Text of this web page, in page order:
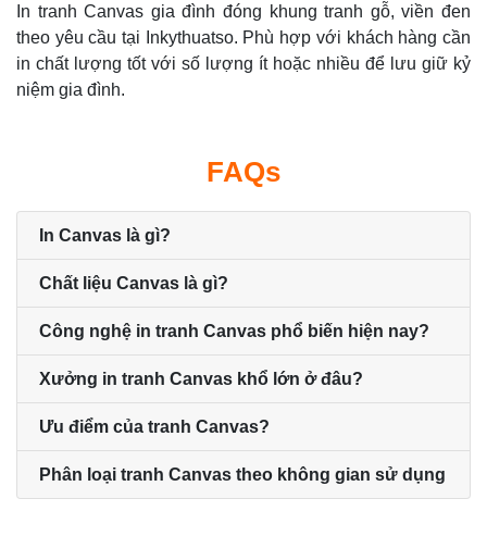
In tranh Canvas gia đình đóng khung tranh gỗ, viền đen
theo yêu cầu tại Inkythuatso. Phù hợp với khách hàng cần
in chất lượng tốt với số lượng ít hoặc nhiều để lưu giữ kỷ
niệm gia đình.
FAQs
In Canvas là gì?
Chất liệu Canvas là gì?
Công nghệ in tranh Canvas phổ biến hiện nay?
Xưởng in tranh Canvas khổ lớn ở đâu?
Ưu điểm của tranh Canvas?
Phân loại tranh Canvas theo không gian sử dụng